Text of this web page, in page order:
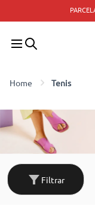
Tenis
Filtrar